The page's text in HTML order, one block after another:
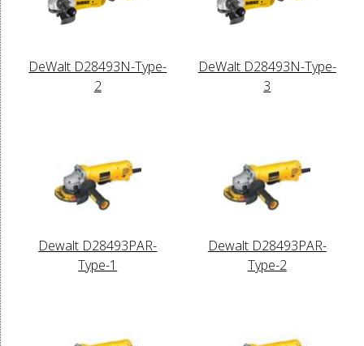
DeWalt D28493N-Type-
2
DeWalt D28493N-Type-
3
Dewalt D28493PAR-
Type-1
Dewalt D28493PAR-
Type-2